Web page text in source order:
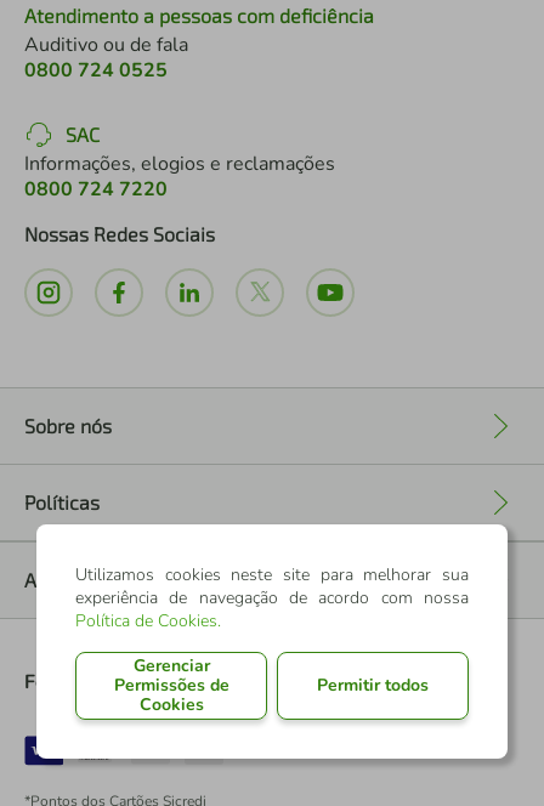
Atendimento a pessoas com deficiência
Auditivo ou de fala
0800 724 0525
SAC
Informações, elogios e reclamações
0800 724 7220
Nossas Redes Sociais
Sobre nós
Políticas
Ajuda
Formas de Pagamento
*Pontos dos Cartões Sicredi
Utilizamos cookies neste site para melhorar sua
experiência de navegação de acordo com nossa
Política de Cookies.
Gerenciar
Permissões de
Cookies
Permitir todos